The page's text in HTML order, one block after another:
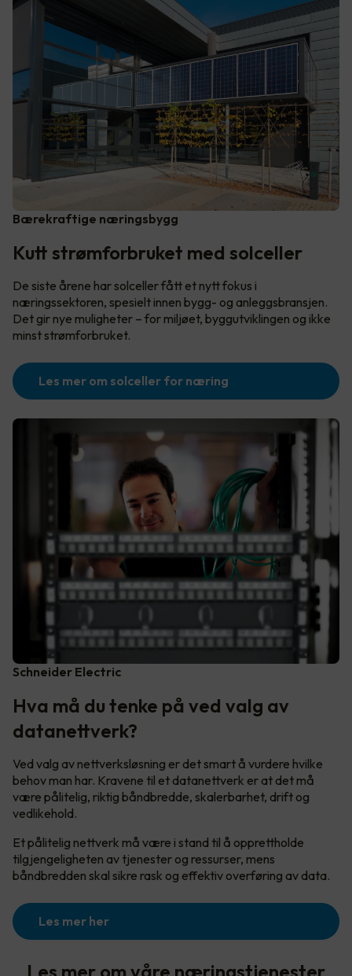
Bærekraftige næringsbygg
Kutt strømforbruket med solceller
De siste årene har solceller fått et nytt fokus i
næringssektoren, spesielt innen bygg- og anleggsbransjen.
Det gir nye muligheter – for miljøet, byggutviklingen og ikke
minst strømforbruket.
Les mer om solceller for næring
Schneider Electric
Hva må du tenke på ved valg av
datanettverk?
Ved valg av nettverksløsning er det smart å vurdere hvilke
behov man har. Kravene til et datanettverk er at det må
være pålitelig, riktig båndbredde, skalerbarhet, drift og
vedlikehold.
Et pålitelig nettverk må være i stand til å opprettholde
tilgjengeligheten av tjenester og ressurser, mens
båndbredden skal sikre rask og effektiv overføring av data.
Les mer her